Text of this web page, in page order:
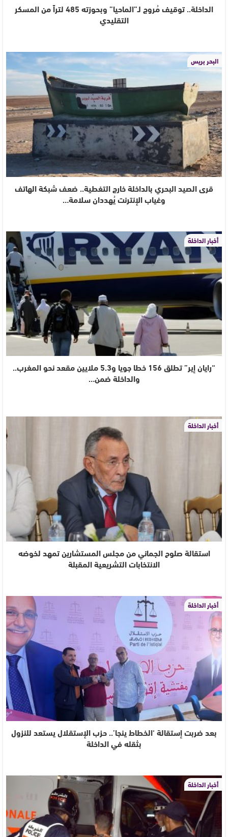
الداخلة.. توقيف مُروج لـ”الماحيا” وبحوزته 485 لتراً من المسكر
التقليدي
البحر بريس
قرى الصيد البحري بالداخلة خارج التغطية.. ضعف شبكة الهاتف
وغياب الإنترنت يُهددان سلامة…
أخبار الداخلة
“رايان إير” تطلق 156 خطا جويا و5.3 ملايين مقعد نحو المغرب..
والداخلة ضمن…
أخبار الداخلة
استقالة صلوح الجماني من مجلس المستشارين تمهد لخوضه
الانتخابات التشريعية المقبلة
أخبار الداخلة
بعد ضربت إستقالة ‘الخطاط ينجا’.. حزب الإستقلال يستعد للنزول
بثقله في الداخلة
أخبار الداخلة